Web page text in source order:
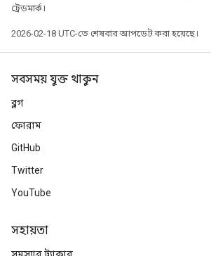
ট্রেডমার্ক।
2026-02-18 UTC-তে শেষবার আপডেট করা হয়েছে।
সবসময় যুক্ত থাকুন
ব্লগ
ফোরাম
GitHub
Twitter
YouTube
সহায়তা